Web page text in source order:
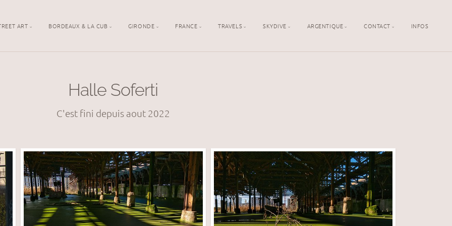
ART BORDEAUX & LA CUB GIRONDE FRANCE TRAVELS SKYDIVE ARGENTIQUE CONTACT INFOS
Halle Soferti
C'est fini depuis aout 2022